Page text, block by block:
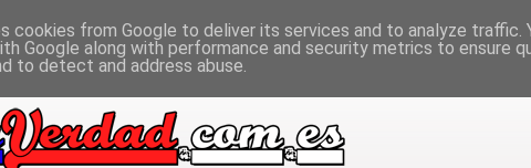
cookies from Google to deliver its services and to analyze traffic.
Google along with performance and security metrics to ensure
to detect and address abuse.